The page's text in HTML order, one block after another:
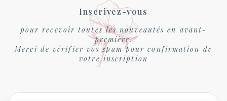
Inscrivez-vous
pour recevoir toutes les nouveautés en avant-
première.
Merci de vérifier vos spam pour confirmation de
votre inscription